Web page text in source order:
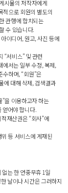
시물의 저작자에게
적으로 회원의 별도의
관행에 합치되는
수 있습니다.
이디어, 원고, 사진 등에
“서비스” 및 관련
에서는 일부 수정, 복제,
하며, “회원”은
에 대해 삭제, 검색결과
”을 이용하고자 하는
얻어야 합니다.
재산권은 “회사”에
등 서비스에 게재된
는 한 연중무휴 1일
날이나 시간은 그러하지